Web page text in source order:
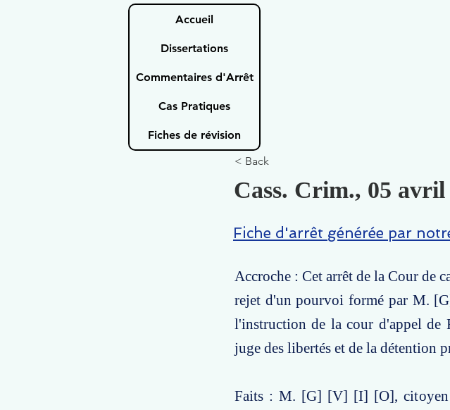
Accueil
Dissertations
Commentaires d'Arrêt
Cas Pratiques
Fiches de révision
< Back
Cass. Crim., 05 avril
Fiche d'arrêt générée par
Accroche : Cet arrêt de la Cour de
rejet d'un pourvoi formé par M.
l'instruction de la cour d'appel de
juge des libertés et de la détention
Faits : M. [G] [V] [I] [O], citoyen